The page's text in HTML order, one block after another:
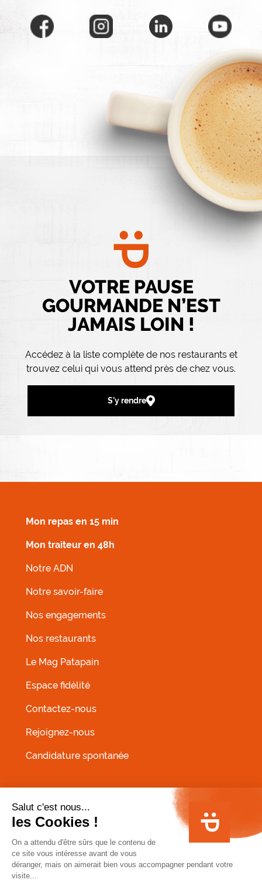
VOTRE PAUSE
GOURMANDE N’EST
JAMAIS LOIN !
Accédez à la liste complète de nos restaurants et
trouvez celui qui vous attend près de chez vous.
S'y rendre
Mon repas en 15 min
Mon traiteur en 48h
Notre ADN
Notre savoir-faire
Nos engagements
Nos restaurants
Le Mag Patapain
Espace fidélité
Contactez-nous
Rejoignez-nous
Candidature spontanée
MENU PIED DE PAGE
Conditions Générales de Vente
Infos allergènes